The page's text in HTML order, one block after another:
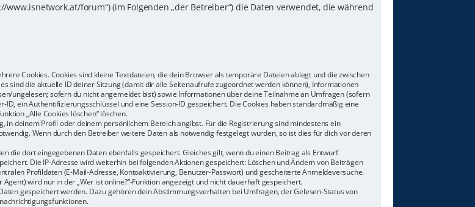
www.isnetwork.at/forum“) (im Folgenden „der Betreiber“) die Daten verwendet, die während
Cookies. Cookies sind kleine Textdateien, die dein Browser als temporäre Dateien ablegt und die zwischen
sind die aktuelle ID deiner Sitzung (damit dir alle Seitenaufrufe zugeordnet werden können), Informationen
ungelesen; sofern du nicht angemeldet bist) sowie Informationen über deine Teilnahme an Umfragen (sofern
ein Authentifizierungsschlüssel und eine Session-ID gespeichert. Die Cookies haben standardmäßig eine
„Alle Cookies löschen“ löschen.
deinem Profil oder deinem persönlichem Bereich angibst. Für die Registrierung sind mindestens ein
Wenn durch den Betreiber weitere Daten als notwendig festgelegt wurden, so ist dies für dich vor deren
die dort eingegebenen Daten ebenfalls gespeichert. Gleiches gilt, wenn du einen Beitrag als Entwurf
Die IP-Adresse wird weiterhin bei folgenden Aktionen gespeichert: Löschen und Ändern von Beiträgen
Profildaten (E-Mail-Adresse, Kontoaktivierung, Benutzer-Passwort) und gescheiterte Anmeldeversuche.
wird nur in der „Wer ist online?“-Funktion angezeigt und nicht dauerhaft gespeichert.
gespeichert werden. Dazu gehören dein Abstimmungsverhalten bei Umfragen, der Gelesen-Status von